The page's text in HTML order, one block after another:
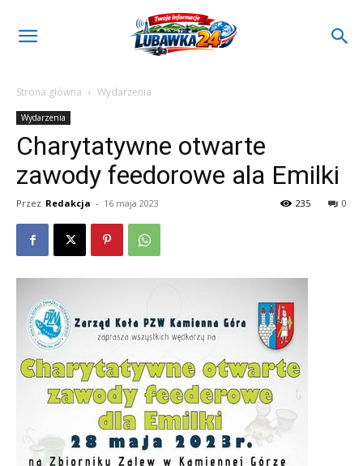
Strona główna Wydarzenia
Wydarzenia
Charytatywne otwarte
zawody feedorowe ala Emilki
Przez Redakcja - 16 maja 2023 0
235